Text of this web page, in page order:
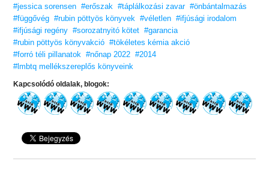
#jessica sorensen #erőszak #táplálkozási zavar #önbántalmazás
#függővég #rubin pöttyös könyvek #véletlen #ifjúsági irodalom
#ifjúsági regény #sorozatnyitó kötet #garancia
#rubin pöttyös könyvakció #tökéletes kémia akció
#forró téli pillanatok #nőnap 2022 #2014
#lmbtq mellékszereplős könyveink
Kapcsolódó oldalak, blogok: